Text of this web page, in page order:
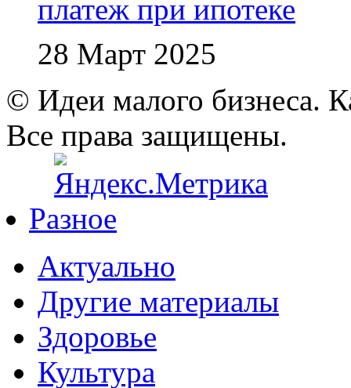
платеж при ипотеке
28 Март 2025
© Идеи малого бизнеса.
Все права защищены.
Разное
Актуально
Другие материалы
Здоровье
Культура